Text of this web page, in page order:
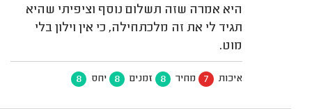
היא אמרה שזה תשלום נוסף וציפיתי שהיא
תגיד לי את זה מלכתחילה, כי אין וילון בלי
מוט.
איכות 7 מחיר 8 זמנים 8 יחס 8